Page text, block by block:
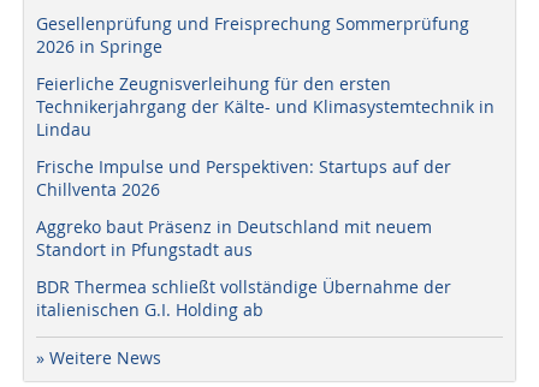
Gesellenprüfung und Freisprechung Sommerprüfung
2026 in Springe
Feierliche Zeugnisverleihung für den ersten
Technikerjahrgang der Kälte- und Klimasystemtechnik in
Lindau
Frische Impulse und Perspektiven: Startups auf der
Chillventa 2026
Aggreko baut Präsenz in Deutschland mit neuem
Standort in Pfungstadt aus
BDR Thermea schließt vollständige Übernahme der
italienischen G.I. Holding ab
» Weitere News